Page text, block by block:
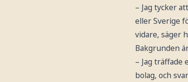
– Jag tycker
eller Sverige
vidare, säger
Bakgrunden
– Jag träffade
bolag, och